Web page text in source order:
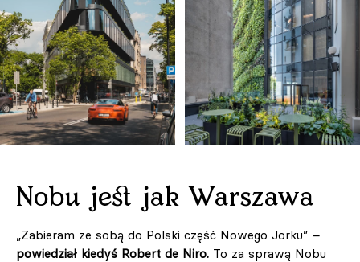
Nobu jest jak Warszawa
„Zabieram ze sobą do Polski część Nowego Jorku” –
powiedział kiedyś Robert de Niro. To za sprawą Nobu